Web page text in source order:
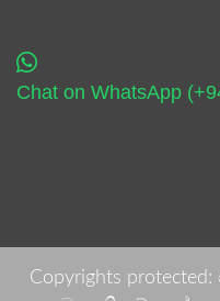
Chat on WhatsApp
Copyrights